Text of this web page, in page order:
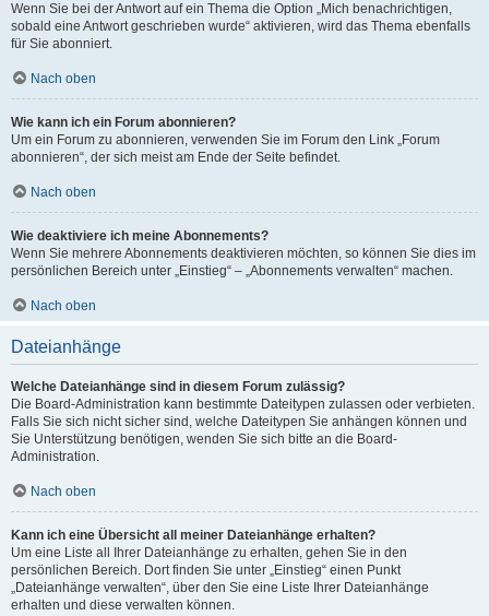
Wenn Sie bei der Antwort auf ein Thema die Option „Mich benachrichtigen,
sobald eine Antwort geschrieben wurde“ aktivieren, wird das Thema ebenfalls
für Sie abonniert.
Nach oben
Wie kann ich ein Forum abonnieren?
Um ein Forum zu abonnieren, verwenden Sie im Forum den Link „Forum
abonnieren“, der sich meist am Ende der Seite befindet.
Nach oben
Wie deaktiviere ich meine Abonnements?
Wenn Sie mehrere Abonnements deaktivieren möchten, so können Sie dies im
persönlichen Bereich unter „Einstieg“ – „Abonnements verwalten“ machen.
Nach oben
Dateianhänge
Welche Dateianhänge sind in diesem Forum zulässig?
Die Board-Administration kann bestimmte Dateitypen zulassen oder verbieten.
Falls Sie sich nicht sicher sind, welche Dateitypen Sie anhängen können und
Sie Unterstützung benötigen, wenden Sie sich bitte an die Board-
Administration.
Nach oben
Kann ich eine Übersicht all meiner Dateianhänge erhalten?
Um eine Liste all Ihrer Dateianhänge zu erhalten, gehen Sie in den
persönlichen Bereich. Dort finden Sie unter „Einstieg“ einen Punkt
„Dateianhänge verwalten“, über den Sie eine Liste Ihrer Dateianhänge
erhalten und diese verwalten können.